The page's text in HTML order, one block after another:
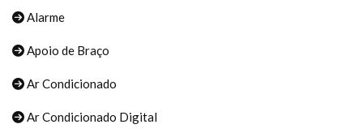
Alarme
Apoio de Braço
Ar Condicionado
Ar Condicionado Digital